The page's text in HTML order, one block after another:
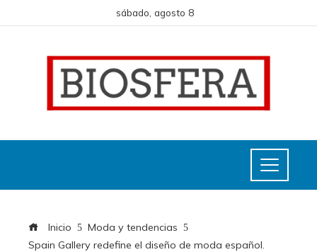
sábado, agosto 8
Inicio
Moda y tendencias
Spain Gallery redefine el diseño de moda español.